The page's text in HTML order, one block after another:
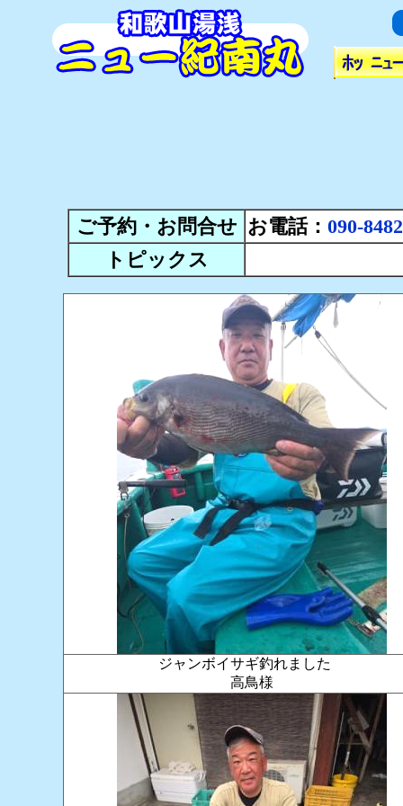
ご予約・お問合せ お電話： 090-
トピックス
ジャンボイサギ釣れました
高鳥様